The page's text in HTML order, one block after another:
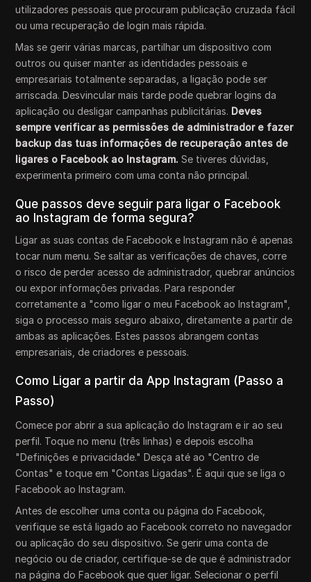
utilizadores pessoais que procuram publicação cruzada fácil
ou uma recuperação de login mais rápida.
Mas se gerir várias marcas, partilhar um dispositivo com
outros ou quiser manter as identidades pessoais e
empresariais totalmente separadas, a ligação pode ser
arriscada. Desvincular mais tarde pode quebrar logins da
aplicação ou desligar campanhas publicitárias. Deves
sempre verificar as permissões de administrador e fazer
backup das tuas informações de recuperação antes de
ligares o Facebook ao Instagram. Se tiveres dúvidas,
experimenta primeiro com uma conta não principal.
Que passos deve seguir para ligar o Facebook
ao Instagram de forma segura?
Ligar as suas contas de Facebook e Instagram não é apenas
tocar num menu. Se saltar as verificações de chaves, corre
o risco de perder acesso de administrador, quebrar anúncios
ou expor informações privadas. Para responder
corretamente a "como ligar o meu Facebook ao Instagram",
siga o processo mais seguro abaixo, diretamente a partir de
ambas as aplicações. Estes passos abrangem contas
empresariais, de criadores e pessoais.
Como Ligar a partir da App Instagram (Passo a
Passo)
Comece por abrir a sua aplicação do Instagram e ir ao seu
perfil. Toque no menu (três linhas) e depois escolha
"Definições e privacidade." Desça até ao "Centro de
Contas" e toque em "Contas Ligadas". É aqui que se liga o
Facebook ao Instagram.
Antes de escolher uma conta ou página do Facebook,
verifique se está ligado ao Facebook correto no navegador
ou aplicação do seu dispositivo. Se gerir uma conta de
negócio ou de criador, certifique-se de que é administrador
na página do Facebook que quer ligar. Selecionar o perfil